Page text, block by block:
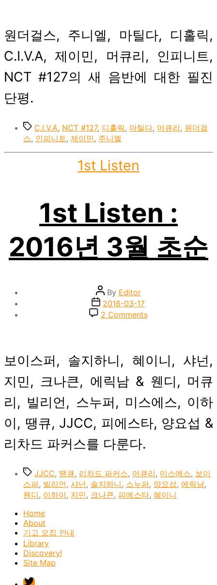
원더걸스, 주니엘, 마틸다, 디홀릭,
C.I.V.A, 제이민, 머큐리, 인피니트,
NCT #127의 새 음반에 대한 필진
단평.
TagsC.I.V.A, NCT #127, 디홀릭 , 마틸다, 머큐리 , 원더걸
스, 인피니트 , 제이민 , 주니엘
Categories
1st Listen
1st Listen :
2016년 3월 초순
Post
author
By Editor
Post
date
2016-03-17
2 Commentson
년
월
순
보이스퍼, 솔지하니, 혜이니, 샤넌,
지민, 크나큰, 에릭남 & 웬디, 머큐
리, 빌리언, 스누퍼, 미스에스, 이하
이, 땡큐, JJCC, 피에스타, 양요섭 &
리차드 파커스를 다룬다.
TagsJJCC, 땡큐, 리차드 파커스, 머큐리, 미스에스, 보이
스퍼, 빌리언, 샤넌, 솔지하니, 스누퍼, 양요섭, 에릭남,
웬디, 이하이, 지민, 크나큰, 피에스타, 혜이니
Home
About
기고 모집 안내
Library
Discovery!
Site Map
twitter